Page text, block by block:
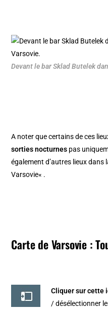
Devant le bar Sklad Butelek
A noter que certains de ces
sorties nocturnes pas
également d’autres lieux dans
Varsovie« .
Carte de Varsovie :
Cliquer sur cette
/ désélectionner